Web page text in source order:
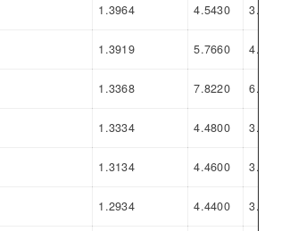
1.3964 4.5430 3.1466
1.3919 5.7660 4.3741
1.3368 7.8220 6.4852
1.3334 4.4800 3.1466
1.3134 4.4600 3.1466
1.2934 4.4400 3.1466